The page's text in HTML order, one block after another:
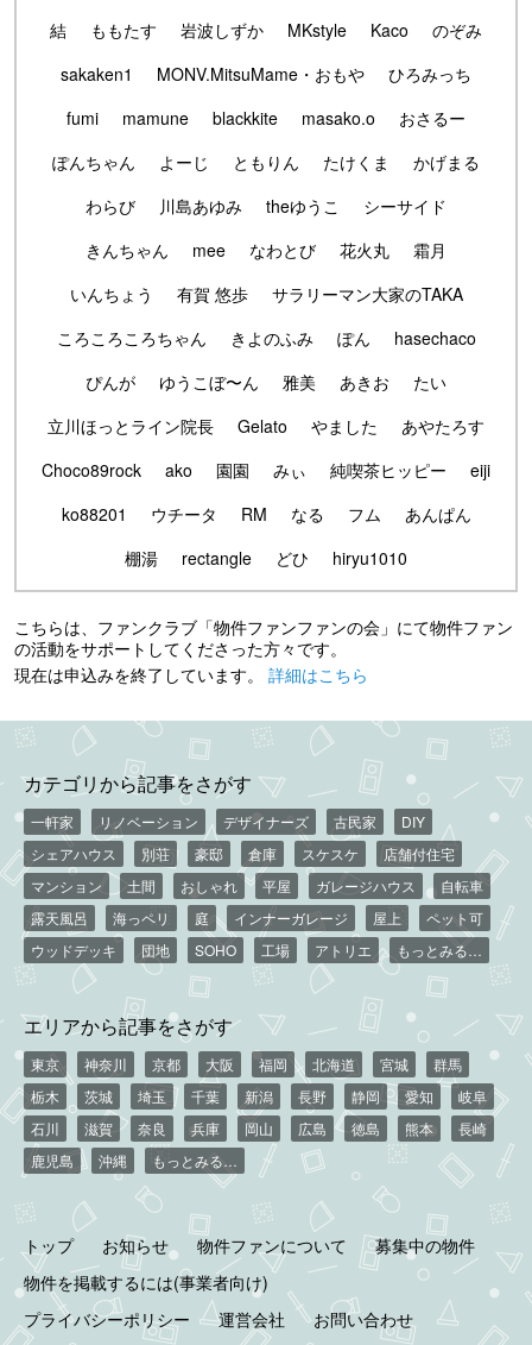
結
ももたす 岩波しずか MKstyle Kaco
のぞみ
sakaken1
MONV.MitsuMame・おもや
ひろみっち
fumi
mamune blackkite masako.o
おさるー
ぽんちゃん
よーじ ともりん たけくま
かげまる
わらび
川島あゆみ theゆうこ
シーサイド
きんちゃん
mee なわとび 花火丸
霜月
いんちょう
有賀 悠歩
サラリーマン大家のTAKA
ころころころちゃん
きよのふみ ぽん
hasechaco
ぴんが
ゆうこぼ〜ん 雅美 あきお
たい
立川ほっとライン院長
Gelato やました
あやたろす
Choco89rock
ako 園園 みぃ 純喫茶ヒッピー
eiji
ko88201
ウチータ RM なる フム
あんぱん
棚湯
rectangle どひ hiryu1010
こちらは、ファンクラブ「物件ファンファンの会」にて物件ファン
の活動をサポートしてくださった方々です。
現在は申込みを終了しています。 詳細はこちら
カテゴリから記事をさがす
一軒家 リノベーション デザイナーズ 古民家
DIY
シェアハウス
別荘 豪邸 倉庫 スケスケ
店舗付住宅
マンション
土間 おしゃれ 平屋 ガレージハウス
自転車
露天風呂
海っペリ 庭 インナーガレージ 屋上
ペット可
ウッドデッキ
団地 SOHO 工場 アトリエ もっとみる…
エリアから記事をさがす
東京 神奈川 京都 大阪 福岡 北海道 宮城
群馬
栃木
茨城 埼玉 千葉 新潟 長野 静岡 愛知
岐阜
石川
滋賀 奈良 兵庫 岡山 広島 徳島 熊本
長崎
鹿児島
沖縄 もっとみる…
トップ お知らせ 物件ファンについて
募集中の物件
物件を掲載するには(事業者向け)
プライバシーポリシー
運営会社 お問い合わせ